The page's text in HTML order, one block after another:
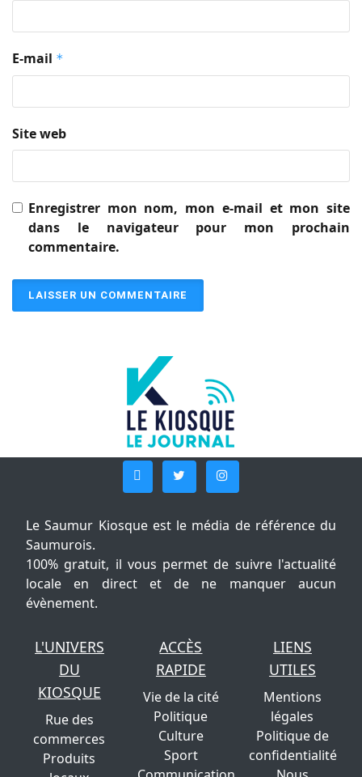
E-mail *
Site web
Enregistrer mon nom, mon e-mail et mon site
dans le navigateur pour mon prochain
commentaire.
Le Saumur Kiosque est le média de référence du
Saumurois.
100% gratuit, il vous permet de suivre l'actualité
locale en direct et de ne manquer aucun
évènement.
L'UNIVERS
DU
KIOSQUE
Rue des
commerces
Produits
ACCÈS
RAPIDE
Vie de la cité
Politique
Culture
Sport
LIENS
UTILES
Mentions
légales
Politique de
confidentialité